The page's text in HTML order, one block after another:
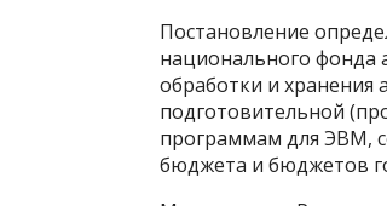
Постановление
национального фонда
обработки и
подготовительной
программам для ЭВМ,
бюджета и бюджетов